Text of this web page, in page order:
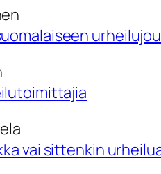
vai sittenkin